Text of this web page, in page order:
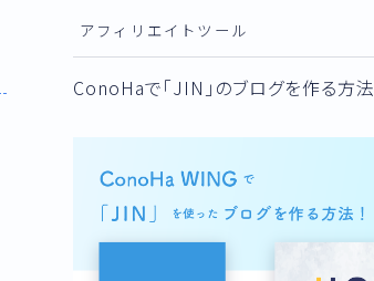
アフィリエイトツール
ConoHaで「JIN」のブログを作る方法